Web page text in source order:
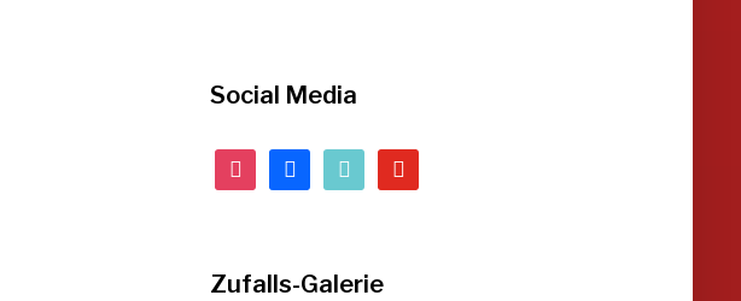
Social Media
instagramfacebooktiktok youtube
Zufalls-Galerie